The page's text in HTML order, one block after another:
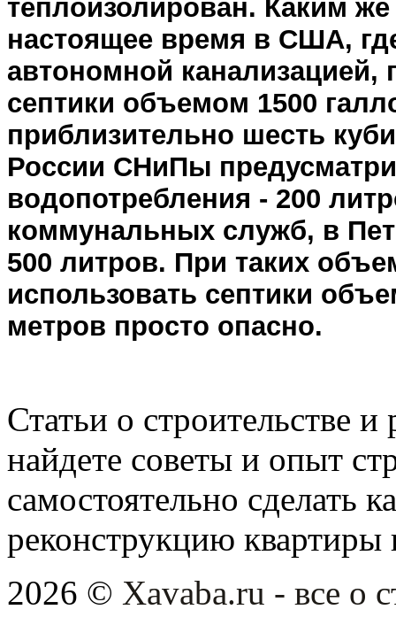
теплоизолирован. Каким
настоящее время в США,
автономной канализацией,
септики объемом 1500
приблизительно шесть
России СНиПы
водопотребления - 200
коммунальных служб, в
500 литров. При таких
использовать септики
метров просто опасно.
Статьи о строительстве
найдете советы и опыт
самостоятельно сделать
реконструкцию квартиры
2026 © Xavaba.ru - все о